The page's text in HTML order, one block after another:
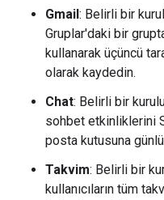
Gmail: Belirli bir
Gruplar'daki bir
kullanarak üçüncü
olarak kaydedin.
Chat: Belirli bir
sohbet etkinliklerini
posta kutusuna
Takvim: Belirli bir
kullanıcıların tüm